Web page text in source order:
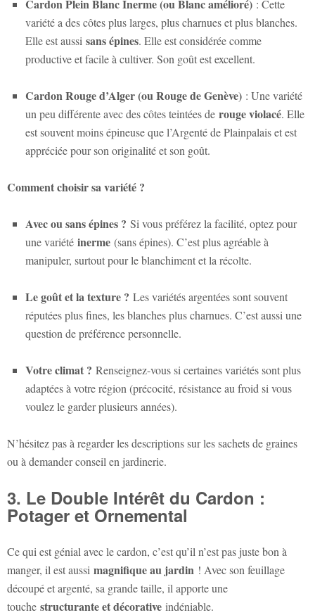
Cardon Plein Blanc Inerme (ou Blanc amélioré) : Cette
variété a des côtes plus larges, plus charnues et plus blanches.
Elle est aussi sans épines. Elle est considérée comme
productive et facile à cultiver. Son goût est excellent.
Cardon Rouge d’Alger (ou Rouge de Genève) : Une variété
un peu différente avec des côtes teintées de rouge violacé. Elle
est souvent moins épineuse que l’Argenté de Plainpalais et est
appréciée pour son originalité et son goût.
Comment choisir sa variété ?
Avec ou sans épines ? Si vous préférez la facilité, optez pour
une variété inerme (sans épines). C’est plus agréable à
manipuler, surtout pour le blanchiment et la récolte.
Le goût et la texture ? Les variétés argentées sont souvent
réputées plus fines, les blanches plus charnues. C’est aussi une
question de préférence personnelle.
Votre climat ? Renseignez-vous si certaines variétés sont plus
adaptées à votre région (précocité, résistance au froid si vous
voulez le garder plusieurs années).
N’hésitez pas à regarder les descriptions sur les sachets de graines
ou à demander conseil en jardinerie.
3. Le Double Intérêt du Cardon :
Potager et Ornemental
Ce qui est génial avec le cardon, c’est qu’il n’est pas juste bon à
manger, il est aussi magnifique au jardin ! Avec son feuillage
découpé et argenté, sa grande taille, il apporte une
touche structurante et décorative indéniable.